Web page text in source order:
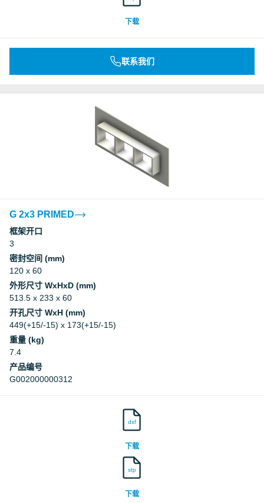
Underwriters Laboratories Inc.
Underwriters Laboratories Inc.
Underwriters Laboratories Inc.
Deutsches Institut für Bautechnik, DIBt
Deutsches Institut für Bautechnik, DIBt
下载
联系我们
G 2x3 PRIMED
框架开口
3
密封空间 (mm)
120 x 60
外形尺寸 WxHxD (mm)
513.5 x 233 x 60
开孔尺寸 WxH (mm)
449(+15/-15) x 173(+15/-15)
重量 (kg)
7.4
产品编号
G002000000312
dxf
下载
stp
下载